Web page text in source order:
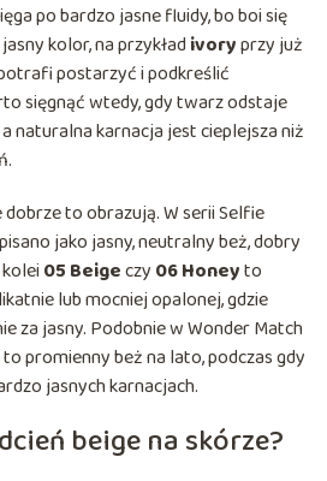
po bardzo jasne fluidy, bo boi się
kolor, na przykład ivoryprzy już
postarzyć i podkreślić
sięgnąć wtedy, gdy twarz odstaje
naturalna karnacja jest cieplejsza niż
dobrze to obrazują. W serii Selfie
jako jasny, neutralny beż, dobry
05 Beigeczy 06 Honeyto
lub mocniej opalonej, gdzie
za jasny. Podobnie w Wonder Match
to promienny beż na lato, podczas gdy
jasnych karnacjach.
beige na skórze?